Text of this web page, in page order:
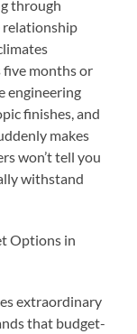
through
relationship
five months or
engineering
finishes, and
makes
won’t tell you
withstand
Options in
extraordinary
that budget-